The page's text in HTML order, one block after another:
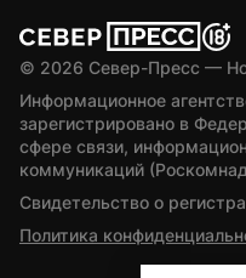
© 2026 Север-Пресс —
Информационное
зарегистрировано в
сфере связи,
коммуникаций
Свидетельство о
Политика